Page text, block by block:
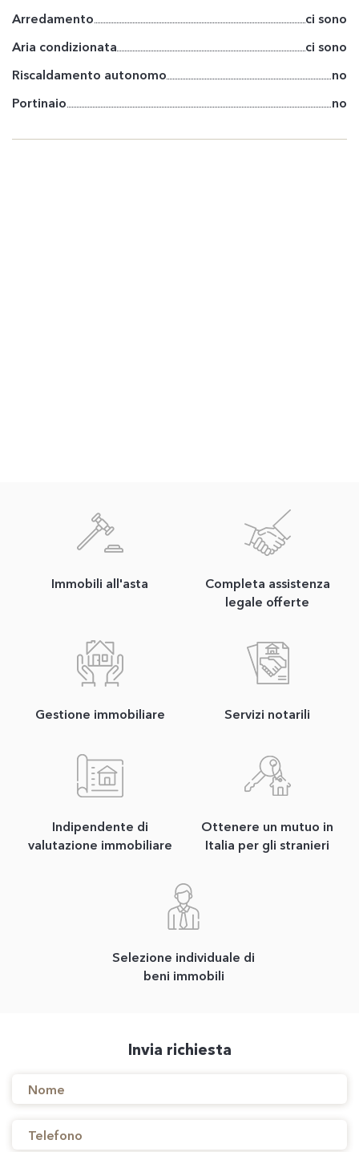
Arredamento
ci sono
Aria condizionata
ci sono
Riscaldamento autonomo
no
Portinaio
no
Immobili all'asta
Completa assistenza
legale offerte
Gestione immobiliare Servizi notarili
Indipendente di
valutazione immobiliare
Ottenere un mutuo in
Italia per gli stranieri
Selezione individuale di
beni immobili
Invia richiesta